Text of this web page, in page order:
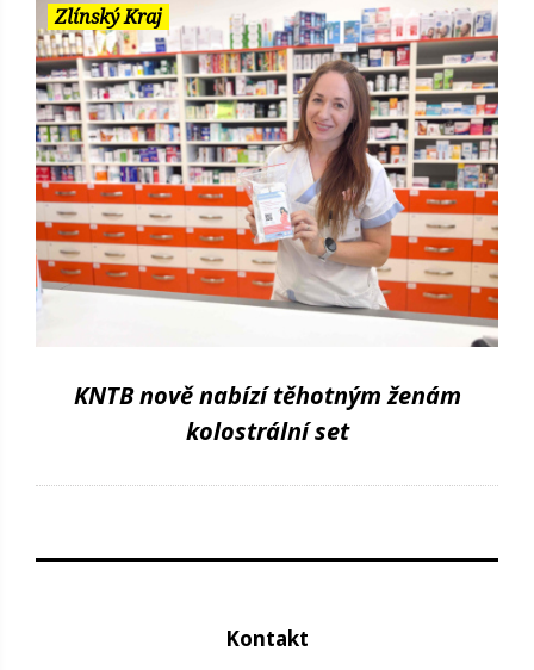
Zlínský Kraj
KNTB nově nabízí těhotným ženám
kolostrální set
Kontakt